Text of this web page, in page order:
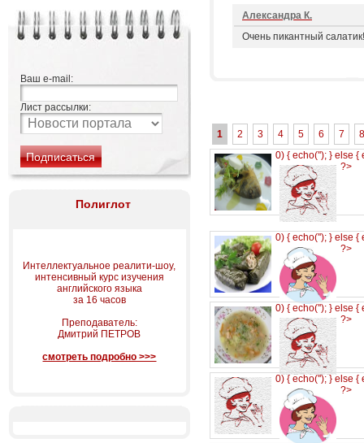
Ваш e-mail:
Лист рассылки:
Полиглот
Интеллектуальное реалити-шоу,
интенсивный курс изучения
английского языка
за 16 часов
Преподаватель:
Дмитрий ПЕТРОВ
смотреть подробно >>>
Александра К.
Очень пикантный
1 2 3 4 5 6 7
8
0) { echo(''); } else {
?>
0) { echo(''); } else {
?>
0) { echo(''); } else {
?>
0) { echo(''); } else {
?>